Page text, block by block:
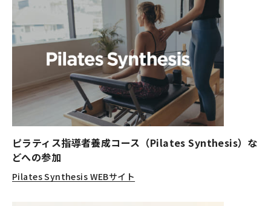
ピラティス指導者養成コース（Pilates Synthesis） な
どへの参加
Pilates Synthesis WEBサイト